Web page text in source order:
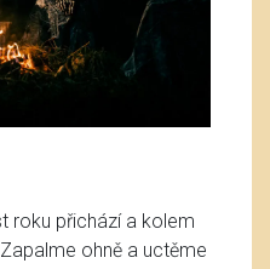
roku přichází a kolem
ohně a uctěme